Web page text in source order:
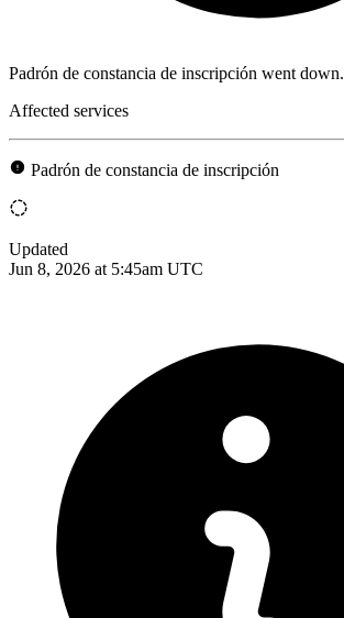
Padrón de constancia de inscripción went down.
Affected services
Padrón de constancia de inscripción
Updated
Jun 8, 2026 at 5:45am UTC